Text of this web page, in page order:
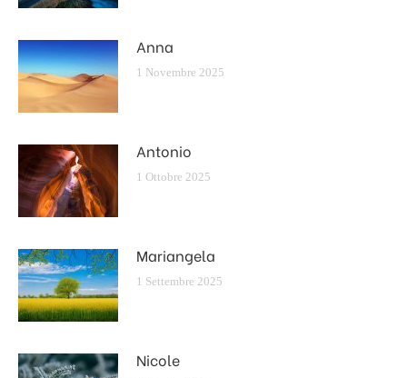
Anna
1 Novembre 2025
Antonio
1 Ottobre 2025
Mariangela
1 Settembre 2025
Nicole